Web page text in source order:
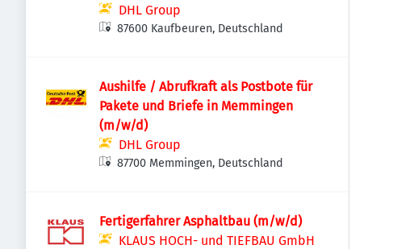
DHL Group
87600 Kaufbeuren, Deutschland
Aushilfe / Abrufkraft als Postbote für
Pakete und Briefe in Memmingen
(m/w/d)
DHL Group
87700 Memmingen, Deutschland
Fertigerfahrer Asphaltbau (m/w/d)
KLAUS HOCH- und TIEFBAU GmbH